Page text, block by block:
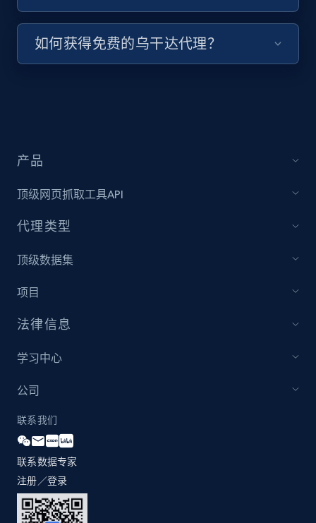
如何获得免费的乌干达代理？
产品
顶级网页抓取工具API
代理类型
顶级数据集
项目
法律信息
学习中心
公司
联系我们
联系数据专家
注册／登录